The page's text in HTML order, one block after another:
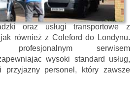
oraz usługi transportowe z
również z Coleford do Londynu.
serwisem
wysoki standard usług,
przyjazny personel, który zawsze